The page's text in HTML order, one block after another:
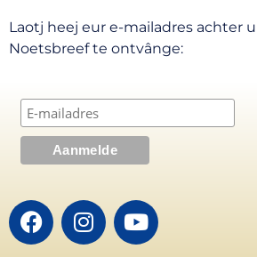
Laotj heej eur e-mailadres achter
Noetsbreef te ontvânge: